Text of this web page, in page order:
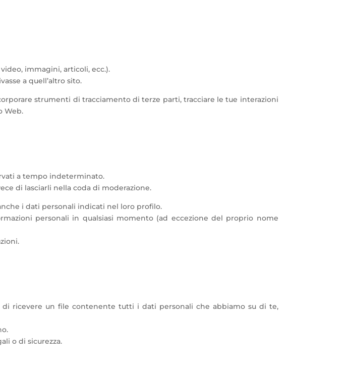
immagini, articoli, ecc.).
a quell’altro sito.
strumenti di tracciamento di terze parti, tracciare le tue interazioni
Web.
a tempo indeterminato.
di lasciarli nella coda di moderazione.
i dati personali indicati nel loro profilo.
personali in qualsiasi momento (ad eccezione del proprio nome
ricevere un file contenente tutti i dati personali che abbiamo su di te,
o di sicurezza.